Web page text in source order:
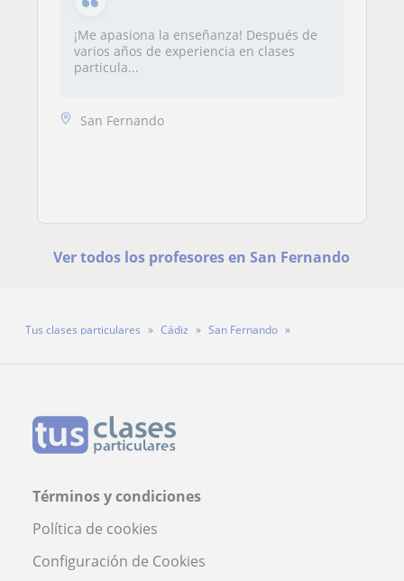
¡Me apasiona la enseñanza! Después de
varios años de experiencia en clases
particula...
San Fernando
Ver todos los profesores en San Fernando
Tus clases particulares Cádiz
San Fernando
Términos y condiciones
Política de cookies
Configuración de Cookies